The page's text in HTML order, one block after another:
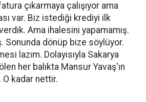
çıkarmaya çalışıyor ama
var. Biz istediği krediyi ilk
Ama ihalesini yapamamış.
Sonunda dönüp bize söylüyor.
lazım. Dolayısıyla Sakarya
her balıkta Mansur Yavaş'ın
O kadar nettir.